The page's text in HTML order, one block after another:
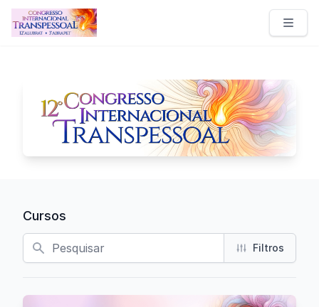
Congresso Internacional Transpessoal
Cursos
Busca Filtros